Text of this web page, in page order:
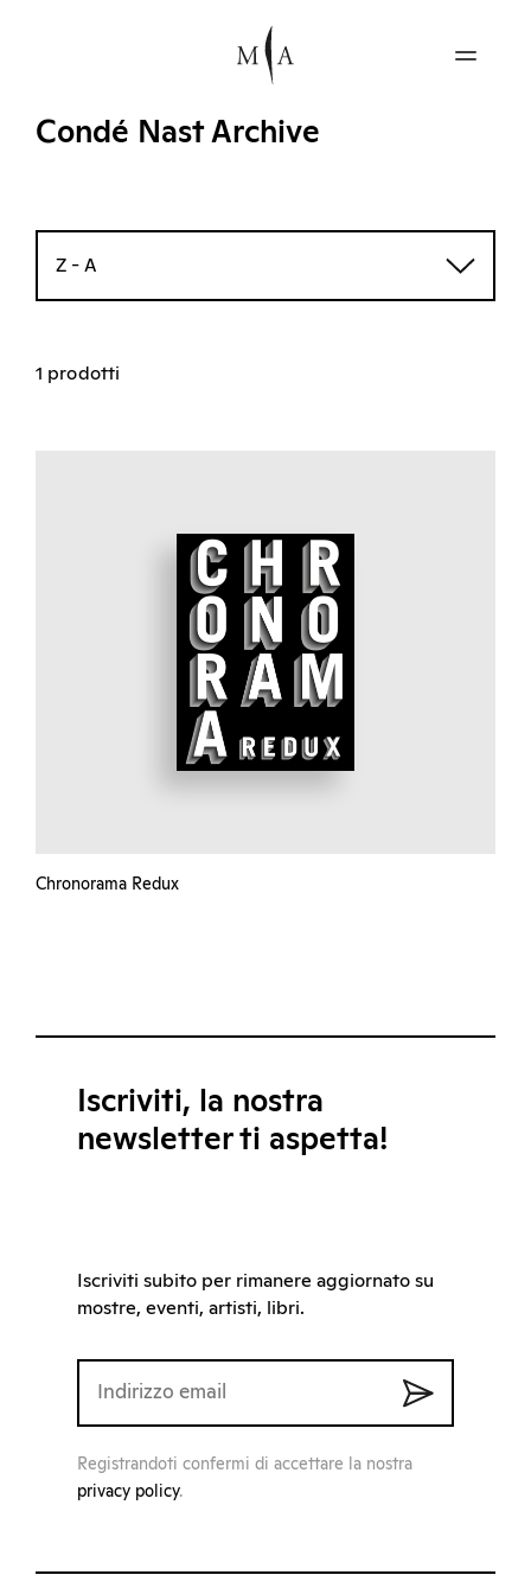
Condé Nast Archive
Z - A
1 prodotti
Chronorama Redux
Iscriviti, la nostra
newsletter ti aspetta!
Iscriviti subito per rimanere aggiornato su
mostre, eventi, artisti, libri.
Registrandoti confermi di accettare la nostra
privacy policy.